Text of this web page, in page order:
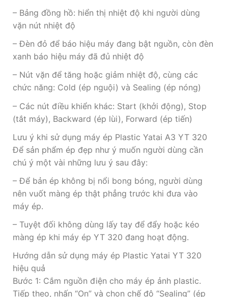
– Bảng đồng hồ: hiển thị nhiệt độ khi người dùng
vặn nút nhiệt độ
– Đèn đỏ để báo hiệu máy đang bật nguồn, còn đèn
xanh báo hiệu máy đã đủ nhiệt độ
– Nút vặn để tăng hoặc giảm nhiệt độ, cùng các
chức năng: Cold (ép nguội) và Sealing (ép nóng)
– Các nút điều khiển khác: Start (khởi động), Stop
(tắt máy), Backward (ép lùi), Forward (ép tiến)
Lưu ý khi sử dụng máy ép Plastic Yatai A3 YT 320
Để sản phẩm ép đẹp như ý muốn người dùng cần
chú ý một vài những lưu ý sau đây:
– Để bản ép không bị nổi bong bóng, người dùng
nên vuốt màng ép thật phẳng trước khi đưa vào
máy ép.
– Tuyệt đối không dùng lấy tay để đẩy hoặc kéo
màng ép khi máy ép YT 320 đang hoạt động.
Hướng dẫn sử dụng máy ép Plastic Yatai YT 320
hiệu quả
Bước 1: Cắm nguồn điện cho máy ép ảnh plastic.
Tiếp theo, nhấn “On” và chọn chế độ “Sealing” (ép